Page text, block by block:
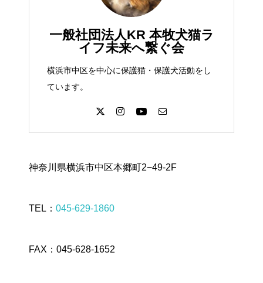
一般社団法人KR 本牧犬猫ラ
イフ未来へ繋ぐ会
横浜市中区を中心に保護猫・保護犬活動をし
ています。
神奈川県横浜市中区本郷町2−49-2F
TEL： 045-629-1860
FAX：045-628-1652